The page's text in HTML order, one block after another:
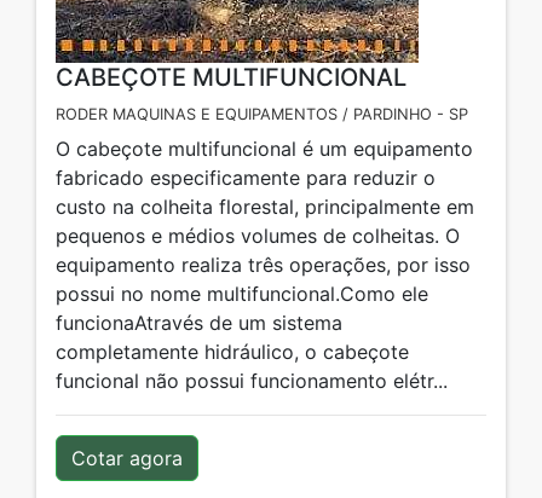
CABEÇOTE MULTIFUNCIONAL
RODER MAQUINAS E EQUIPAMENTOS / PARDINHO - SP
O cabeçote multifuncional é um equipamento
fabricado especificamente para reduzir o
custo na colheita florestal, principalmente em
pequenos e médios volumes de colheitas. O
equipamento realiza três operações, por isso
possui no nome multifuncional.Como ele
funcionaAtravés de um sistema
completamente hidráulico, o cabeçote
funcional não possui funcionamento elétr...
Cotar agora